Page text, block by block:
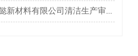
材料有限公司清洁生产审核公示